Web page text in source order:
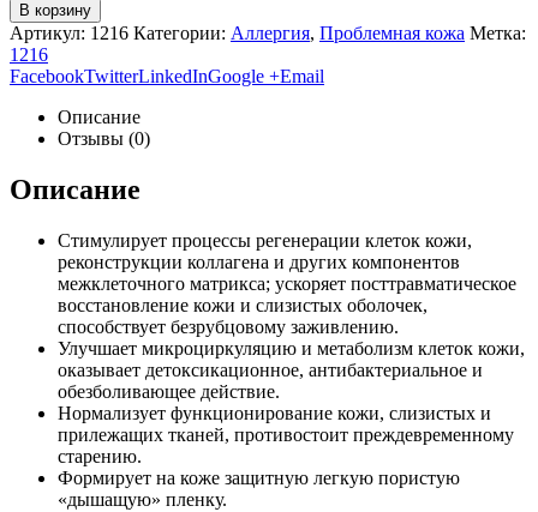
В корзину
Артикул: 1216 Категории: Аллергия, Проблемная кожа Метка:
1216
FacebookTwitterLinkedInGoogle +Email
Описание
Отзывы (0)
Описание
Стимулирует процессы регенерации клеток кожи,
реконструкции коллагена и других компонентов
межклеточного матрикса; ускоряет посттравматическое
восстановление кожи и слизистых оболочек,
способствует безрубцовому заживлению.
Улучшает микроциркуляцию и метаболизм клеток кожи,
оказывает детоксикационное, антибактериальное и
обезболивающее действие.
Нормализует функционирование кожи, слизистых и
прилежащих тканей, противостоит преждевременному
старению.
Формирует на коже защитную легкую пористую
«дышащую» пленку.